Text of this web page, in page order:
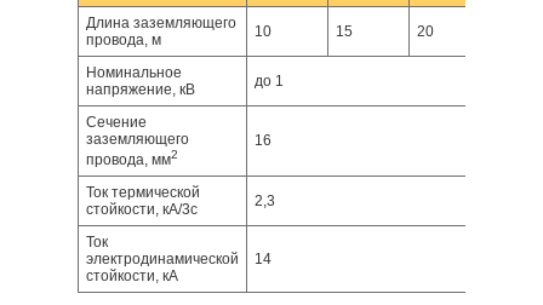
Длина заземляющего
провода, м
10 15 20
Номинальное
напряжение, кВ
до 1
Сечение
заземляющего
провода, мм2
16
Ток термической
стойкости, кА/3с
2,3
Ток
электродинамической
стойкости, кА
14